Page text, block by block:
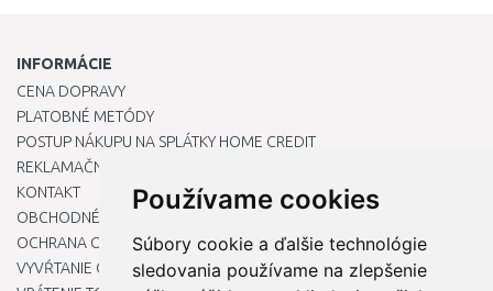
Používame cookies
Súbory cookie a ďalšie technológie
sledovania používame na zlepšenie
INFORMÁCIE
CENA DOPRAVY
PLATOBNÉ METÓDY
POSTUP NÁKUPU NA SPLÁTKY HOME CREDIT
REKLAMAČNÝ PORIADOK
KONTAKT
OBCHODNÉ PODMIENKY
OCHRANA OSOBNÝCH ÚDAJOV
VYVŔTANIE OTVORU DO DREZU PRE KUCHYNSKÚ BATÉRIU